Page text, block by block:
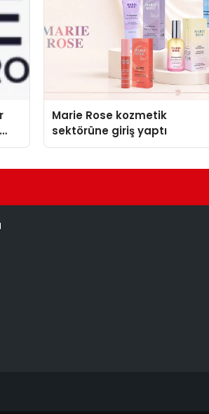
Marie Rose kozmetik
sektörüne giriş yaptı